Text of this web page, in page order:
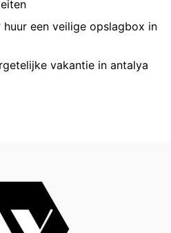
een veilige opslagbox in
vakantie in antalya